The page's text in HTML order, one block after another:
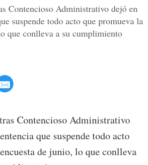
Contencioso Administrativo dejó en
suspende todo acto que promueva la
que conlleva a su cumplimiento
Contencioso Administrativo
que suspende todo acto
de junio, lo que conlleva